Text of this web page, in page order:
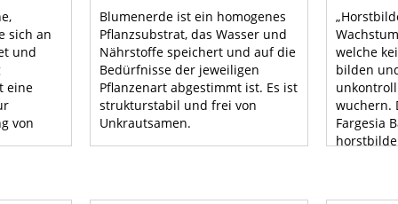
sich an
und
eine
von
Blumenerde ist ein homogenes
Pflanzsubstrat, das Wasser und
Nährstoffe speichert und auf die
Bedürfnisse der jeweiligen
Pflanzenart abgestimmt ist. Es ist
strukturstabil und frei von
Unkrautsamen.
welche
bilden
wuchern.
Fargesia